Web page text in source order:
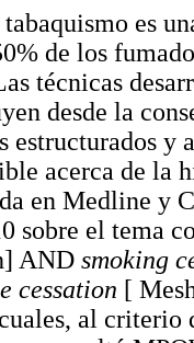
es
de los
técnicas
desde la
estructurados y
acerca de la
en Medline y
sobre el tema
AND smoking
cessation [
al criterio